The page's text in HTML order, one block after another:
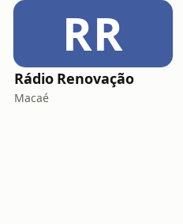
RR
Rádio Renovação
Macaé